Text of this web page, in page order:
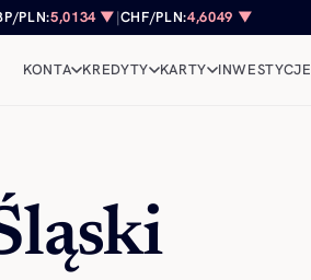
PLN:5,0134 ▼|CHF/PLN:4,6049 ▼
KONTA KREDYTY KARTY INWESTYCJE